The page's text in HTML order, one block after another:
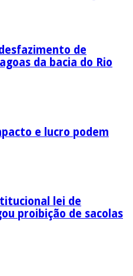
de
da bacia do Rio
e lucro podem
lei de
proibição de sacolas